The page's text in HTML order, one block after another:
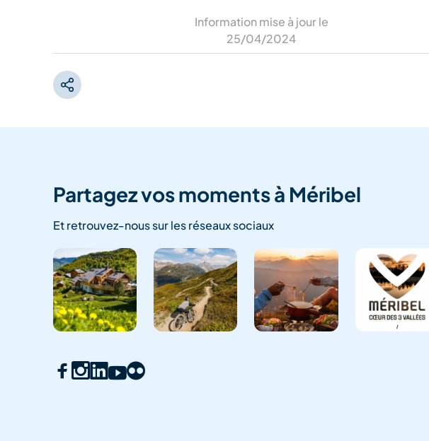
Information mise à jour le
25/04/2024
Partagez vos moments à Méribel
Et retrouvez-nous sur les réseaux sociaux